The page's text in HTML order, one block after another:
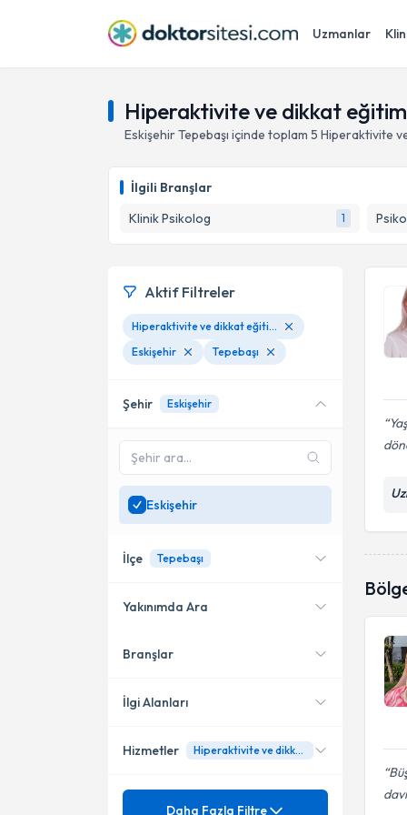
Uzmanlar
Hiperaktivite ve dikkat
EskişehirTepebaşı içinde toplam 5 Hiperaktivite
İlgili Branşlar
Klinik Psikolog
1
Aktif Filtreler
Hiperaktivite ve dikkat eğitimi
Eskişehir
Tepebaşı
Şehir Eskişehir
Eskişehir
İlçe Tepebaşı
Tepebaşı
Yakınımda Ara
Konumuma yakın uzmanları
Branşlar
Klinik Psikolog
Psikoloji
İlgi Alanları
Akademik Endişeler
Hizmetler Hiperaktivite ve dikkat eğitimi
Mezuniyet
Daha Fazla Filtre